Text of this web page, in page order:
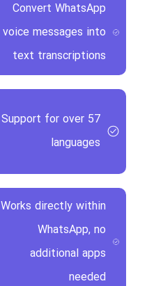
Convert WhatsApp
voice messages into
text transcriptions
Support for over 57
languages
Works directly within
WhatsApp, no
additional apps
needed